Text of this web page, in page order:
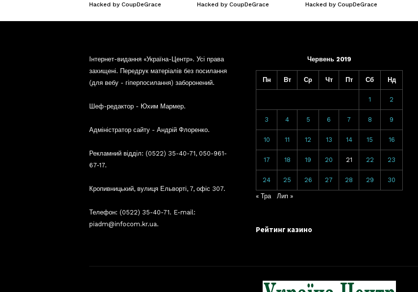
Hacked by CoupDeGrace Hacked by CoupDeGrace Hacked by CoupDeGrace
Інтернет-видання «Україна-Центр». Усі права
захищені. Передрук матеріалів без посилання
(для вебу - гіперпосилання) заборонений.
Шеф-редактор - Юхим Мармер.
Адміністратор сайту - Андрій Флоренко.
Рекламний відділ: (0522) 35-40-71, 050-961-
67-17.
Кропивницький, вулиця Ельворті, 7, офіс 307.
Телефон: (0522) 35-40-71. E-mail:
piadm@infocom.kr.ua.
Червень 2019
Пн Вт Ср Чт Пт Сб Нд
1 2
3 4 5 6 7 8 9
10 11 12 13 14 15 16
17 18 19 20 21 22 23
24 25 26 27 28 29 30
« Тра Лип »
Рейтинг казино